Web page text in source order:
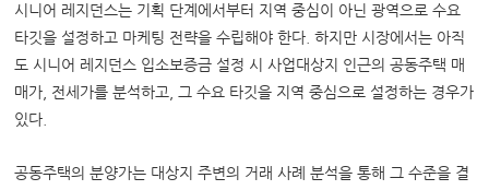
시니어 레지던스는 기획 단계에서부터 지역 중심이 아닌 광역으로 수요
타깃을 설정하고 마케팅 전략을 수립해야 한다. 하지만 시장에서는 아직
도 시니어 레지던스 입소보증금 설정 시 사업대상지 인근의 공동주택 매
매가, 전세가를 분석하고, 그 수요 타깃을 지역 중심으로 설정하는 경우가
있다.
공동주택의 분양가는 대상지 주변의 거래 사례 분석을 통해 그 수준을 결